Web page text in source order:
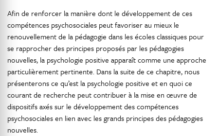
Afin de renforcer la manière dont le développement de ces
compétences psychosociales peut favoriser au mieux le
renouvellement de la pédagogie dans les écoles classiques pour
se rapprocher des principes proposés par les pédagogies
nouvelles, la psychologie positive apparaît comme une approche
particulièrement pertinente. Dans la suite de ce chapitre, nous
présenterons ce qu’est la psychologie positive et en quoi ce
courant de recherche peut contribuer à la mise en œuvre de
dispositifs axés sur le développement des compétences
psychosociales en lien avec les grands principes des pédagogies
nouvelles.